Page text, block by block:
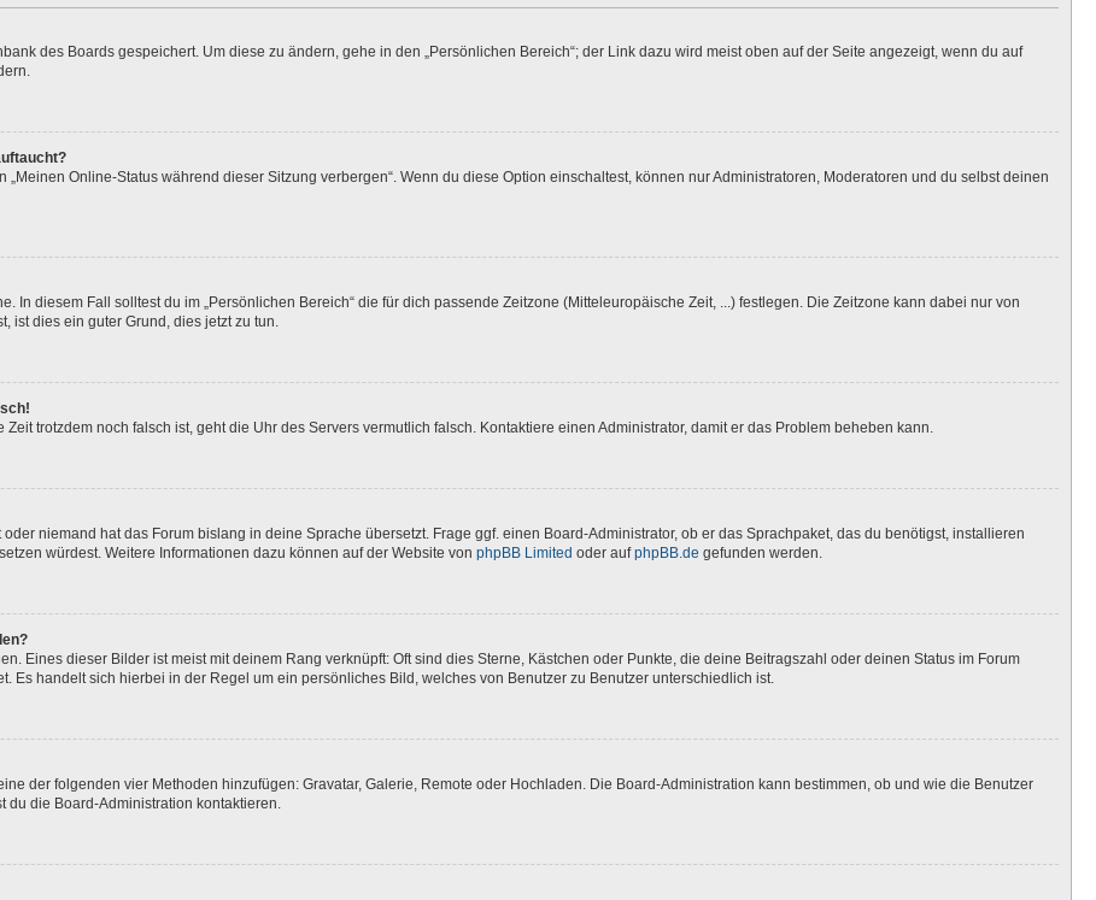
des Boards gespeichert. Um diese zu ändern, gehe in den „Persönlichen Bereich“; der Link dazu wird meist oben auf der Seite angezeigt, wenn du auf
Online-Status während dieser Sitzung verbergen“. Wenn du diese Option einschaltest, können nur Administratoren, Moderatoren und du selbst deinen
In diesem Fall solltest du im „Persönlichen Bereich“ die für dich passende Zeitzone (Mitteleuropäische Zeit, ...) festlegen. Die Zeitzone kann dabei nur von
ist dies ein guter Grund, dies jetzt zu tun.
trotzdem noch falsch ist, geht die Uhr des Servers vermutlich falsch. Kontaktiere einen Administrator, damit er das Problem beheben kann.
niemand hat das Forum bislang in deine Sprache übersetzt. Frage ggf. einen Board-Administrator, ob er das Sprachpaket, das du benötigst, installieren
würdest. Weitere Informationen dazu können auf der Website von phpBB Limited oder aufphpBB.de gefunden werden.
Eines dieser Bilder ist meist mit deinem Rang verknüpft: Oft sind dies Sterne, Kästchen oder Punkte, die deine Beitragszahl oder deinen Status im Forum
Es handelt sich hierbei in der Regel um ein persönliches Bild, welches von Benutzer zu Benutzer unterschiedlich ist.
der folgenden vier Methoden hinzufügen: Gravatar, Galerie, Remote oder Hochladen. Die Board-Administration kann bestimmen, ob und wie die Benutzer
du die Board-Administration kontaktieren.